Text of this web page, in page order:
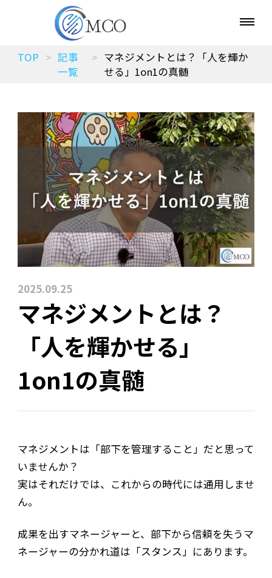
TOP
記事
一覧
マネジメントとは？「人を輝か
せる」1on1の真髄
2025.09.25
マネジメントとは？
「人を輝かせる」
1on1の真髄
マネジメントは「部下を管理すること」だと思って
いませんか？
実はそれだけでは、これからの時代には通用しませ
ん。
成果を出すマネージャーと、部下から信頼を失うマ
ネージャーの分かれ道は「スタンス」にあります。